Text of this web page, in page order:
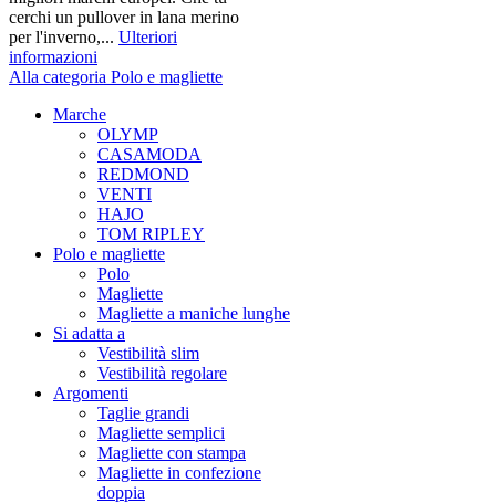
cerchi un pullover in lana merino
per l'inverno,... Ulteriori
informazioni
Alla categoria Polo e magliette
Marche
OLYMP
CASAMODA
REDMOND
VENTI
HAJO
TOM RIPLEY
Polo e magliette
Polo
Magliette
Magliette a maniche lunghe
Si adatta a
Vestibilità slim
Vestibilità regolare
Argomenti
Taglie grandi
Magliette semplici
Magliette con stampa
Magliette in confezione
doppia